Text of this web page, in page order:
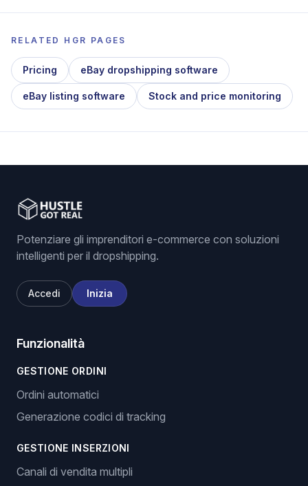
RELATED HGR PAGES
Pricing eBay dropshipping software
eBay listing software Stock and price monitoring
Potenziare gli imprenditori e-commerce con soluzioni
intelligenti per il dropshipping.
Accedi Inizia
Funzionalità
GESTIONE ORDINI
Ordini automatici
Generazione codici di tracking
GESTIONE INSERZIONI
Canali di vendita multipli